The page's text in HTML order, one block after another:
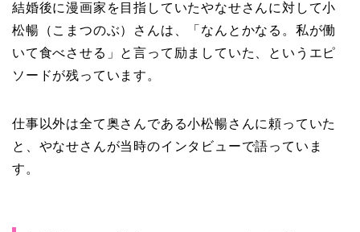
結婚後に漫画家を目指していたやなせさんに対して小
松暢（こまつのぶ）さんは、「なんとかなる。私が働
いて食べさせる」と言って励ましていた、というエピ
ソードが残っています。
仕事以外は全て奥さんである小松暢さんに頼っていた
と、やなせさんが当時のインタビューで語っていま
す。